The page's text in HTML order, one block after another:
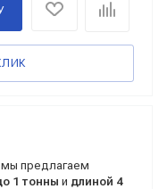
мы предлагаем
1 тонны и длиной 4